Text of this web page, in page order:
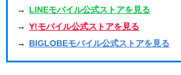
→
LINEモバイル公式ストアを見る
→ Y!モバイル公式ストアを見る
→
BIGLOBEモバイル公式ストアを見る